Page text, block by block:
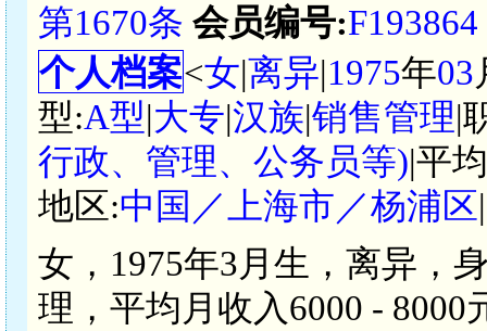
第1670条 会员编号:F193864
个人档案<女|离异|1975年03
型:A型|大专|汉族|销售管理|
行政、管理、公务员等)|平
地区:中国／上海市／杨浦区
女，1975年3月生，离异，
理，平均月收入6000 -